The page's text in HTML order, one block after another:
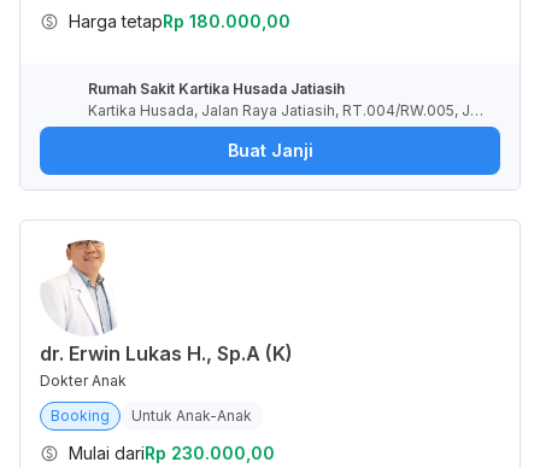
Harga tetapRp 180.000,00
Rumah Sakit Kartika Husada Jatiasih
Kartika Husada, Jalan Raya Jatiasih, RT.004/RW.005, Jati
asih, Kota Bekasi, Jawa Barat, Indonesia
Buat Janji
dr. Erwin Lukas H., Sp.A (K)
Dokter Anak
Booking
Untuk Anak-Anak
Mulai dariRp 230.000,00